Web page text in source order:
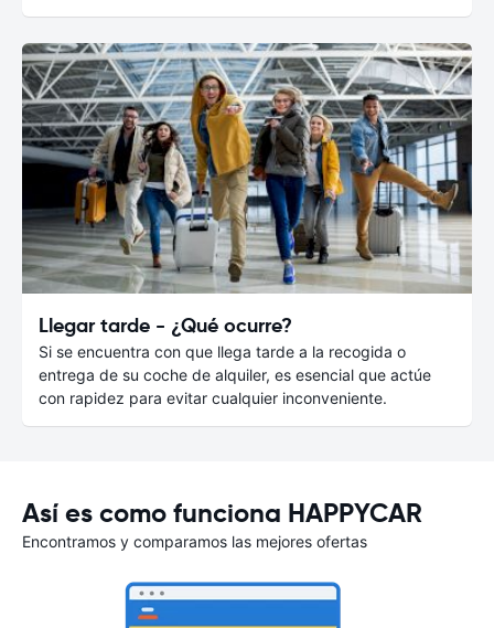
Llegar tarde - ¿Qué ocurre?
Si se encuentra con que llega tarde a la recogida o
entrega de su coche de alquiler, es esencial que actúe
con rapidez para evitar cualquier inconveniente.
Así es como funciona HAPPYCAR
Encontramos y comparamos las mejores ofertas